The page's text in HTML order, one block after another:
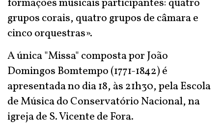
formações musicais participantes: quatro
grupos corais, quatro grupos de câmara e
cinco orquestras».
A única "Missa" composta por João
Domingos Bomtempo (1771-1842) é
apresentada no dia 18, às 21h30, pela Escola
de Música do Conservatório Nacional, na
igreja de S. Vicente de Fora.